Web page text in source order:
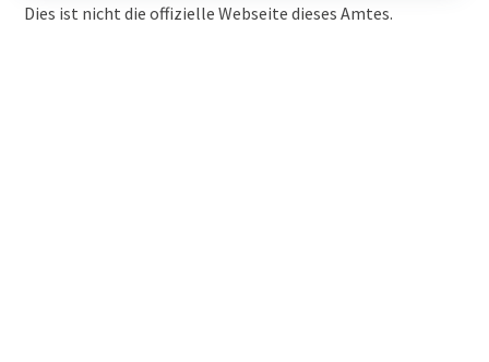
Dies ist nicht die offizielle Webseite dieses Amtes.